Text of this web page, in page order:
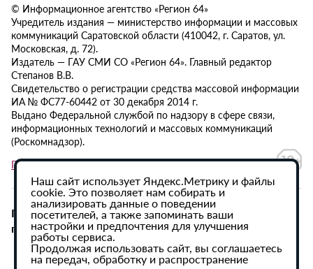
© Информационное агентство «Регион 64»
Учредитель издания — министерство информации и массовых
коммуникаций Саратовской области (410042, г. Саратов, ул.
Московская, д. 72).
Издатель — ГАУ СМИ СО «Регион 64». Главный редактор
Степанов В.В.
Свидетельство о регистрации средства массовой информации
ИА № ФС77-60442 от 30 декабря 2014 г.
Выдано Федеральной службой по надзору в сфере связи,
информационных технологий и массовых коммуникаций
(Роскомнадзор).
Политика в отношении обработки персональных данных
При использовании материалов сайта активная
гиперссылка на ИА «Регион 64» обязательна.
Наш сайт использует Яндекс.Метрику и файлы
cookie. Это позволяет нам собирать и
анализировать данные о поведении
посетителей, а также запоминать ваши
настройки и предпочтения для улучшения
работы сервиса.
Продолжая использовать сайт, вы соглашаетесь
на передач, обработку и распространение